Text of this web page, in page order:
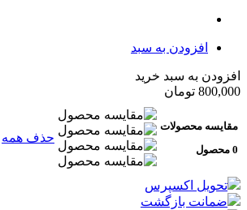
افزودن به سبد
افزودن به سبد خرید
800,000 تومان
مقایسه محصولات
0 محصول
حذف همه
تحویل اکسپرس
ضمانت بازگشت